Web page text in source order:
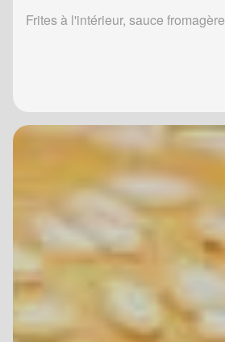
Frites à l'intérieur, sauce fromagère